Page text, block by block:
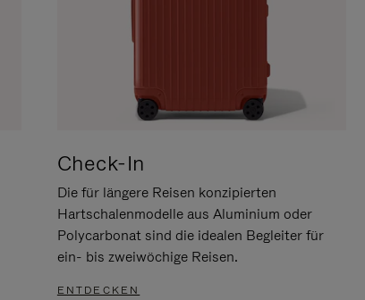
Check-In
Die für längere Reisen konzipierten
Hartschalenmodelle aus Aluminium oder
Polycarbonat sind die idealen Begleiter für
ein- bis zweiwöchige Reisen.
ENTDECKEN